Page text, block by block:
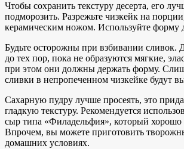
Чтобы сохранить текстуру десерта, его
подморозить. Разрежьте чизкейк на
керамическим ножом. Используйте форму
Будьте осторожны при взбивании сливок.
до тех пор, пока не образуются мягкие,
при этом они должны держать форму.
сливки в непропеченном чизкейке будут
Сахарную пудру лучше просеять, это
гладкую текстуру. Рекомендуется
сыр типа «Филадельфия», который хорошо
Впрочем, вы можете приготовить
домашних условиях.